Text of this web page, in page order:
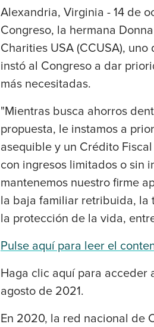
Alexandria, Virginia - 14 de
Congreso, la hermana
Charities USA (CCUSA),
instó al Congreso a dar
más necesitadas.
"Mientras busca ahorros
propuesta, le instamos a
asequible y un Crédito
con ingresos limitados o sin
mantenemos nuestro firme
la baja familiar retribuida, la
la protección de la vida,
Pulse aquí para leer el
Haga clic aquí para acceder
agosto de 2021.
En 2020, la red nacional de